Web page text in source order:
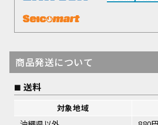
商品発送について
送料
対象地域